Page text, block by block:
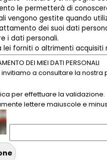
DEI MIEI DATI PERSONALI
a consultare la
per effettuare la validazione.
lettere maiuscole e